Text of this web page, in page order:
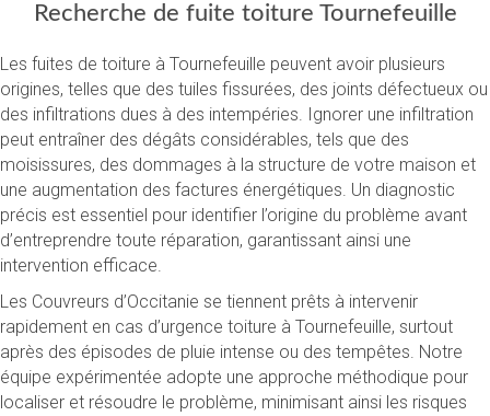
Recherche de fuite toiture Tournefeuille
Les fuites de toiture à Tournefeuille peuvent avoir plusieurs
origines, telles que des tuiles fissurées, des joints défectueux ou
des infiltrations dues à des intempéries. Ignorer une infiltration
peut entraîner des dégâts considérables, tels que des
moisissures, des dommages à la structure de votre maison et
une augmentation des factures énergétiques. Un diagnostic
précis est essentiel pour identifier l’origine du problème avant
d’entreprendre toute réparation, garantissant ainsi une
intervention efficace.
Les Couvreurs d’Occitanie se tiennent prêts à intervenir
rapidement en cas d’urgence toiture à Tournefeuille, surtout
après des épisodes de pluie intense ou des tempêtes. Notre
équipe expérimentée adopte une approche méthodique pour
localiser et résoudre le problème, minimisant ainsi les risques